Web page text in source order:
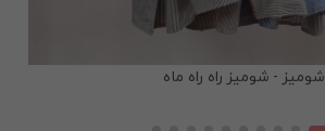
شومیز - شومیز راه راه ماه